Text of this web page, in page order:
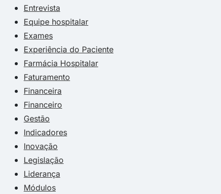
Entrevista
Equipe hospitalar
Exames
Experiência do Paciente
Farmácia Hospitalar
Faturamento
Financeira
Financeiro
Gestão
Indicadores
Inovação
Legislação
Liderança
Módulos